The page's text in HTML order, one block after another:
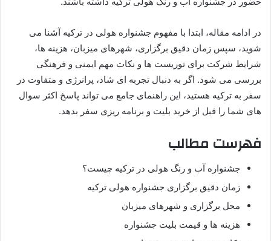
در ادامه مقاله، ابتدا با مفهوم جشنواره هولی در ترکیه آشنا می
شوید، سپس زمان دقیق برگزاری، شهرهای میزبان، هزینه ها،
شرایط شرکت برای توریست ها و نکات مهم ایمنی و فرهنگی
بررسی می شود. اگر به دنبال تجربه ای شاد، پرانرژی و متفاوت در
سفر به ترکیه هستید، این راهنمای جامع می تواند پاسخ اکثر سوال
های شما را قبل از خرید بلیت و برنامه ریزی سفر بدهد.
فهرست مطالب
جشنواره آب و رنگ هولی در ترکیه چیست؟
زمان دقیق برگزاری جشنواره هولی ترکیه
محل برگزاری و شهرهای میزبان
هزینه ها و قیمت بلیت جشنواره